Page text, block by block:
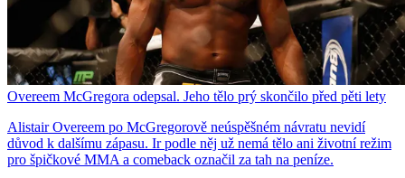
Overeem McGregora odepsal. Jeho tělo prý skončilo před pěti lety
Alistair Overeem po McGregorově neúspěšném návratu nevidí
důvod k dalšímu zápasu. Ir podle něj už nemá tělo ani životní režim
pro špičkové MMA a comeback označil za tah na peníze.